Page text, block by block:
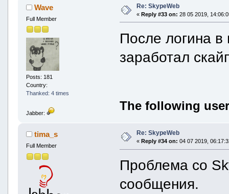
Wave
Full Member
Posts: 181
Country:
Thanked: 4 times
Jabber:
Re: SkypeWeb
« Reply #33 on: 28 05 2019,
После логина в
заработал
The following
tima_s
Full Member
Re: SkypeWeb
« Reply #34 on: 04 07 2019,
Проблема со
сообщения.